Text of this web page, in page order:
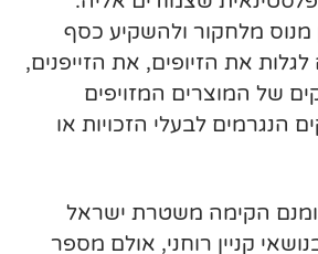
מנוס מלחקור ולהשקיע כסף
את הזיופים, את הזייפנים,
של המוצרים המזויפים
הנגרמים לבעלי הזכויות או
הקימה משטרת ישראל
קניין רוחני, אולם מספר